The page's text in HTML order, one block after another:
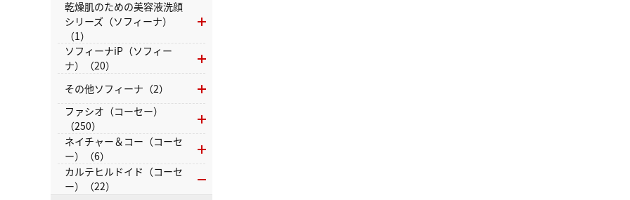
乾燥肌のための美容液洗顔
シリーズ（ソフィーナ）
（1）
ソフィーナiP（ソフィー
ナ）（20）
その他ソフィーナ（2）
ファシオ（コーセー）
（250）
ネイチャー＆コー（コーセ
ー）（6）
カルテヒルドイド（コーセ
ー）（22）